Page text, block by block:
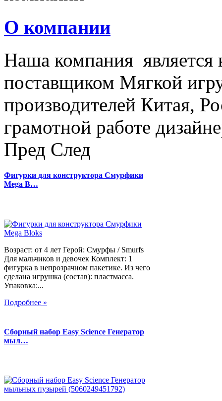
О компании
Наша компания
поставщиком Мягкой
производителей Китая,
грамотной работе
Пред След
Фигурки для конструктора Смурфики
Mega B…
Возраст: от 4 лет Герой: Смурфы / Smurfs
Для мальчиков и девочек Комплект: 1
фигурка в непрозрачном пакетике. Из чего
сделана игрушка (состав): пластмасса.
Упаковка:...
Подробнее »
Сборный набор Easy Science Генератор
мыл…